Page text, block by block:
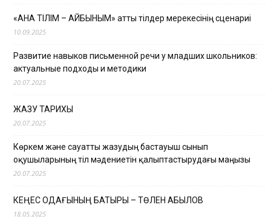
«АНА ТІЛІМ – АЙБЫНЫМ» атты тілдер мерекесінің сценариі
10.09.2025
Развитие навыков письменной речи у младших школьников:
актуальные подходы и методики
20.07.2025
ЖАЗУ ТАРИХЫ
20.07.2025
Көркем және сауатты жазудың бастауыш сынып
оқушыларының тіл мәдениетін қалыптастырудағы маңызы
20.07.2025
КЕҢЕС ОДАҒЫНЫҢ БАТЫРЫ – ТӨЛЕН ҚАБЫЛОВ
18.05.2025